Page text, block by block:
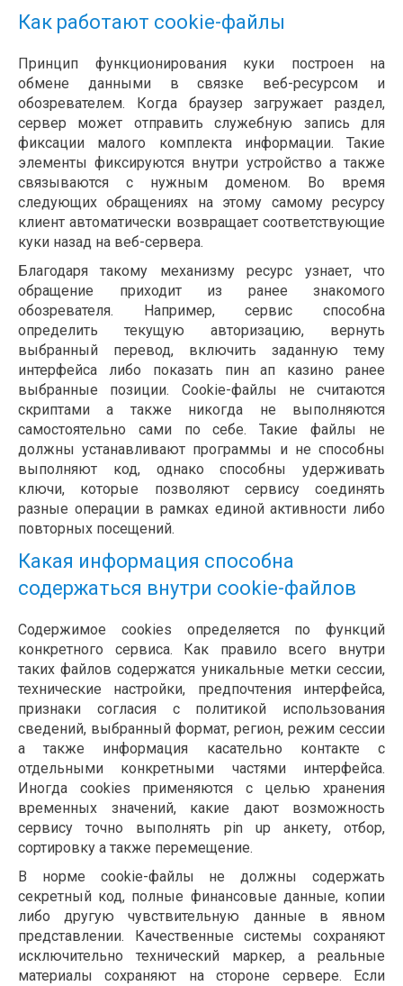
Как работают cookie-файлы
Принцип функционирования куки построен на
обмене данными в связке веб-ресурсом и
обозревателем. Когда браузер загружает раздел,
сервер может отправить служебную запись для
фиксации малого комплекта информации. Такие
элементы фиксируются внутри устройство а также
связываются с нужным доменом. Во время
следующих обращениях на этому самому ресурсу
клиент автоматически возвращает соответствующие
куки назад на веб-сервера.
Благодаря такому механизму ресурс узнает, что
обращение приходит из ранее знакомого
обозревателя. Например, сервис способна
определить текущую авторизацию, вернуть
выбранный перевод, включить заданную тему
интерфейса либо показать пин ап казино ранее
выбранные позиции. Cookie-файлы не считаются
скриптами а также никогда не выполняются
самостоятельно сами по себе. Такие файлы не
должны устанавливают программы и не способны
выполняют код, однако способны удерживать
ключи, которые позволяют сервису соединять
разные операции в рамках единой активности либо
повторных посещений.
Какая информация способна
содержаться внутри cookie-файлов
Содержимое cookies определяется по функций
конкретного сервиса. Как правило всего внутри
таких файлов содержатся уникальные метки сессии,
технические настройки, предпочтения интерфейса,
признаки согласия с политикой использования
сведений, выбранный формат, регион, режим сессии
а также информация касательно контакте с
отдельными конкретными частями интерфейса.
Иногда cookies применяются с целью хранения
временных значений, какие дают возможность
сервису точно выполнять pin up анкету, отбор,
сортировку а также перемещение.
В норме cookie-файлы не должны содержать
секретный код, полные финансовые данные, копии
либо другую чувствительную данные в явном
представлении. Качественные системы сохраняют
исключительно технический маркер, а реальные
материалы сохраняют на стороне сервере. Если